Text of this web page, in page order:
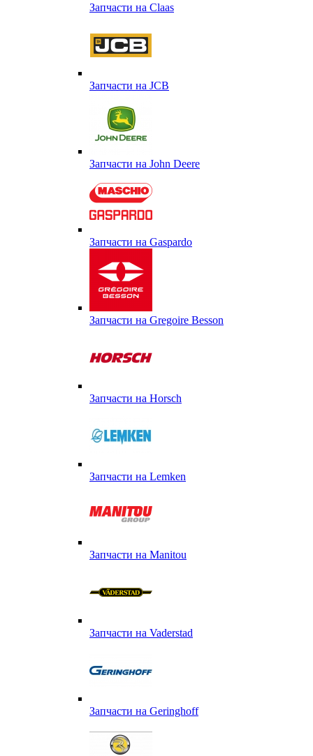
Запчасти на Сlaas
Запчасти на JCB
Запчасти на John Deere
Запчасти на Gaspardo
Запчасти на Gregoire Besson
Запчасти на Horsch
Запчасти на Lemken
Запчасти на Manitou
Запчасти на Vaderstad
Запчасти на Geringhoff